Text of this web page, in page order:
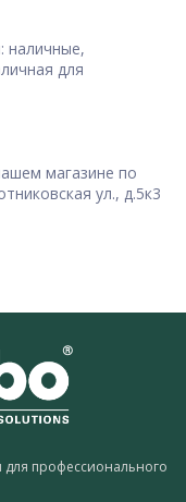
наличные,
для
магазине по
ул., д.5к3
для профессионального